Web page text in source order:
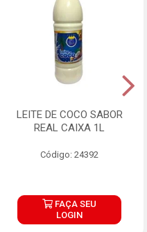
LEITE DE COCO SABOR
REAL CAIXA 1L
Código: 24392
FAÇA SEU
LOGIN